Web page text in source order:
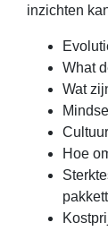
inzichten
What
Wat
Hoe